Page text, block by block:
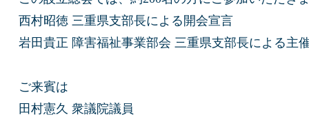
西村昭徳 三重県支部長による開会宣言
岩田貴正 障害福祉事業部会 三重県支部長による主
ご来賓は
田村憲久 衆議院議員